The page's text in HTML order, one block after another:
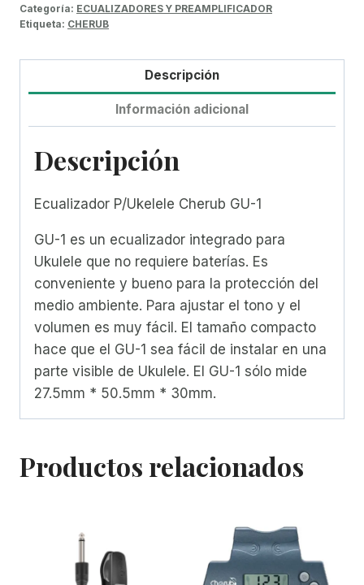
Categoría: ECUALIZADORES Y PREAMPLIFICADOR
Etiqueta: CHERUB
Descripción
Información adicional
Descripción
Ecualizador P/Ukelele Cherub GU-1
GU-1 es un ecualizador integrado para
Ukulele que no requiere baterías. Es
conveniente y bueno para la protección del
medio ambiente. Para ajustar el tono y el
volumen es muy fácil. El tamaño compacto
hace que el GU-1 sea fácil de instalar en una
parte visible de Ukulele. El GU-1 sólo mide
27.5mm * 50.5mm * 30mm.
Productos relacionados